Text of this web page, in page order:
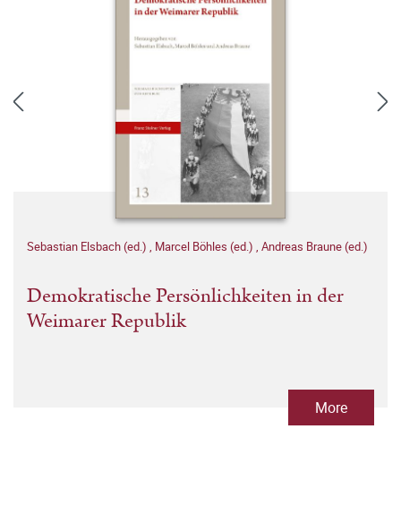
Sebastian Elsbach (ed.) , Marcel Böhles (ed.) , Andreas Braune (ed.)
Demokratische Persönlichkeiten in der
Weimarer Republik
More